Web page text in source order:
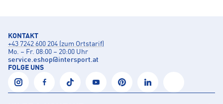
KONTAKT
+43 7242 600 204 (zum Ortstarif)
Mo. – Fr. 08:00 – 20:00 Uhr
service.eshop@intersport.at
FOLGE UNS